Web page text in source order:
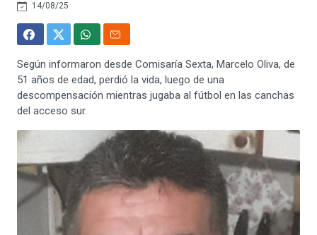
14/08/25
Según informaron desde Comisaría Sexta, Marcelo Oliva, de
51 años de edad, perdió la vida, luego de una
descompensación mientras jugaba al fútbol en las canchas
del acceso sur.